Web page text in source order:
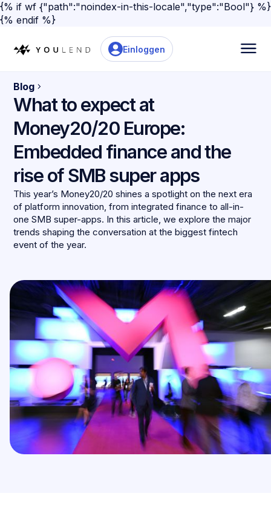
{% if wf {"path":"noindex-in-this-locale","type":"Bool"} %}
{% endif %}
Einloggen
Blog
What to expect at
Money20/20 Europe:
Embedded finance and the
rise of SMB super apps
This year’s Money20/20 shines a spotlight on the next era
of platform innovation, from integrated finance to all-in-
one SMB super-apps. In this article, we explore the major
trends shaping the conversation at the biggest fintech
event of the year.